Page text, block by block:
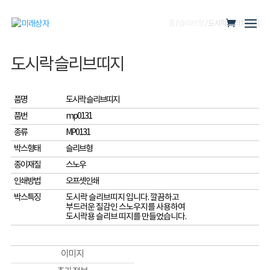
/ / 도시락 슬리브띠지
도시락 슬리브띠지
품명
도시락 슬리브띠지
품번
mp0131
종류
MP0131
박스형태
슬리브형
종이재질
스노우
인쇄방법
오프셋인쇄
박스특징
도시락 슬리브띠지 입니다. 깔끔하고
부드러운 질감인 스노우지를 사용하여
도시락용 슬리브 띠지를 만들었습니다.
이미지